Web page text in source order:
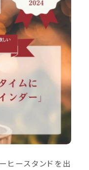
ヒースタンドを出